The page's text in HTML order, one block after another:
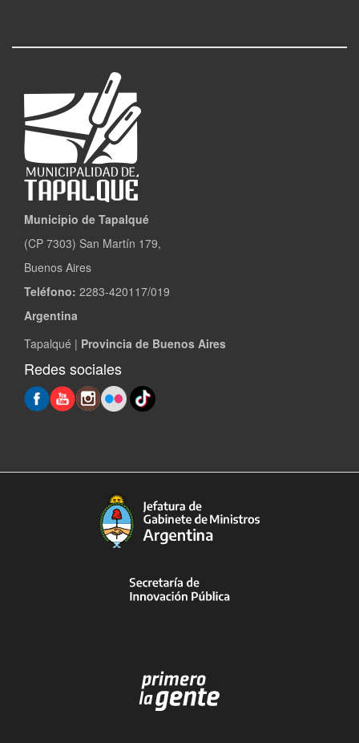
Municipio de Tapalqué
(CP 7303) San Martín 179,
Buenos Aires
Teléfono: 2283-420117/019
Argentina
Tapalqué | Provincia de Buenos Aires
Redes sociales